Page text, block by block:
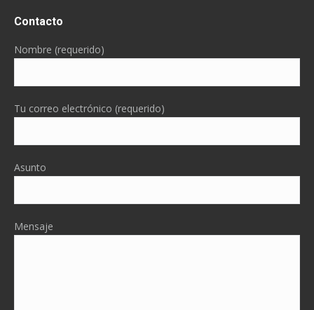
Contacto
Nombre (requerido)
Tu correo electrónico (requerido)
Asunto
Mensaje